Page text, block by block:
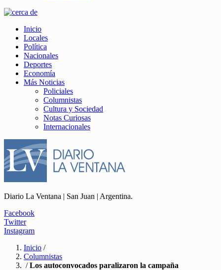
Inicio
Locales
Política
Nacionales
Deportes
Economía
Más Noticias
Policiales
Columnistas
Cultura y Sociedad
Notas Curiosas
Internacionales
Diario La Ventana | San Juan | Argentina.
Facebook
Twitter
Instagram
Inicio /
Columnistas
/Los autoconvocados paralizaron la campaña